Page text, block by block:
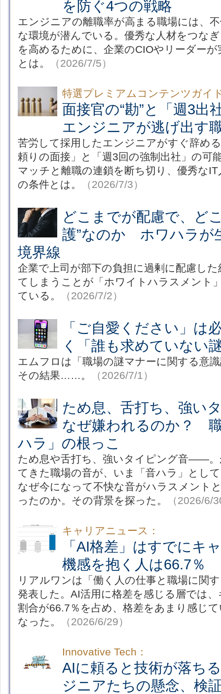
を防ぐ4つの戦略
エンジニアの離職率が高まる職場には、
な環境が潜んでいる。優秀な人材をつな
を高めるために、企業のCIOやリーダー
とは。
（2026/7/5）
特選プレミアムコンテンツガイ
面接官の“勘”と「週3
エンジニアが逃げ出す
苦労して採用したエンジニアがすぐ辞め
頼りの面接」と「週3回の強制出社」の可
マッチと離職の連鎖を断ち切り、優秀な
の条件とは。
（2026/7/3）
どこまでが配慮で、ど
護”なのか ホワハラが
境界線
企業で上司が部下の負担に過剰に配慮し
てしまうことが「ホワイトハラスメント
ている。
（2026/7/2）
「ご自愛ください」
く「誰も求めていない
エムフロは「職場の謎マナーに関する意
その結果……。
（2026/7/1）
ため息、舌打ち、強い
なぜ嫌われるのか？
ハラ」の根っこ
ため息や舌打ち、強いタイピング音――
てきた職場の音が、いま「音ハラ」とし
なぜ今になって不快な音がハラスメント
ったのか。その背景を探った。
（2026/6/
キャリアニュース：
「AI格差」はすでに
機感を抱く人は66.7％
リアルワンは「働く人の仕事と職場に関
発表した。AI活用に格差を感じる層では
割合が66.7％を占め、格差をあまり感じ
なった。
（2026/6/29）
Innovative Tech：
AIに頼ると技術が落ち
ジニアたちの懸念、